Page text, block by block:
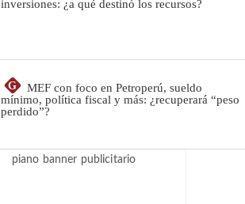
inversiones: ¿a qué destinó los recursos?
G
MEF con foco en Petroperú, sueldo
mínimo, política fiscal y más: ¿recuperará “peso
perdido”?